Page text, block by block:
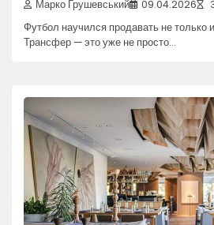
Марко Грушевський 09.04.2026
Футбол научился продавать не только
Трансфер — это уже не просто…